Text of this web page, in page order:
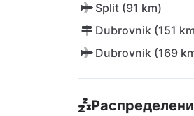
Split (91 km)
Dubrovnik (151
Dubrovnik (169